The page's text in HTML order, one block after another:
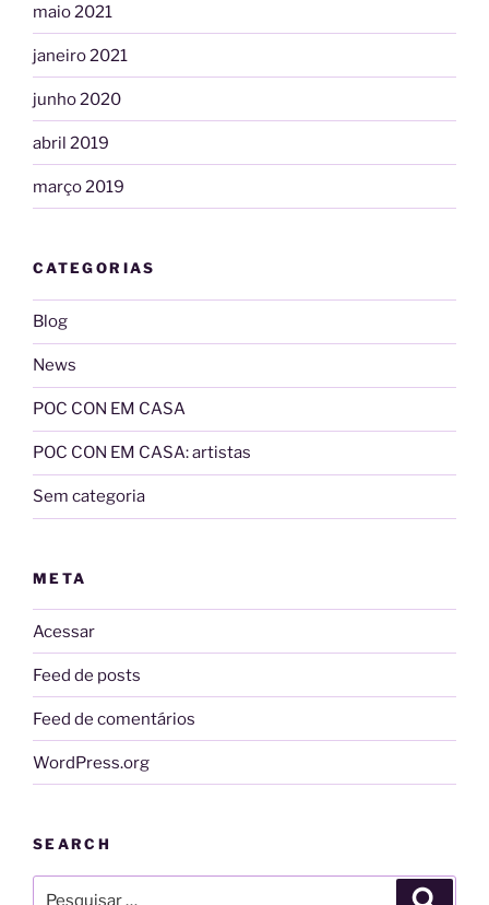
maio 2021
janeiro 2021
junho 2020
abril 2019
março 2019
CATEGORIAS
Blog
News
POC CON EM CASA
POC CON EM CASA: artistas
Sem categoria
META
Acessar
Feed de posts
Feed de comentários
WordPress.org
SEARCH